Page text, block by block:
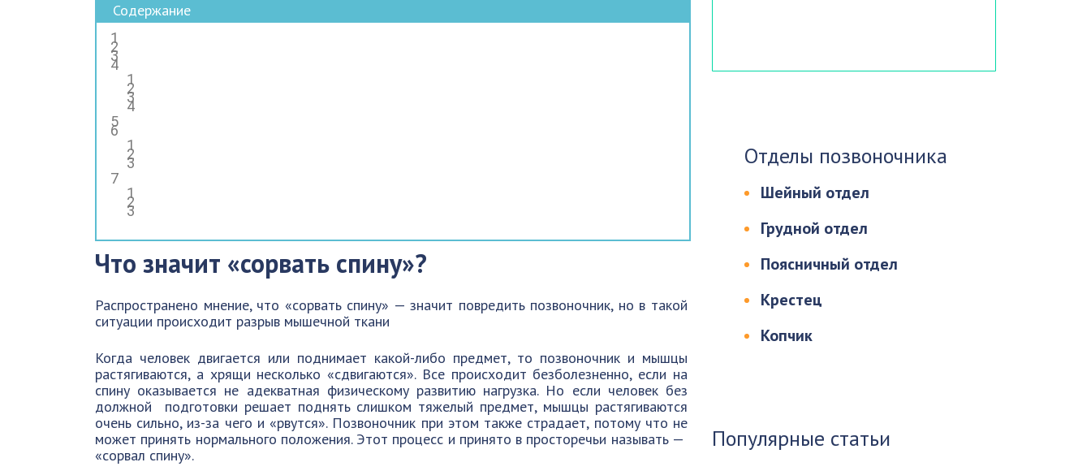
Содержание
Что значит «сорвать спину»?
Распространено мнение, что «сорвать спину» — значит повредить позвоночник, но в такой
ситуации происходит разрыв мышечной ткани
Когда человек двигается или поднимает какой-либо предмет, то позвоночник и мышцы
растягиваются, а хрящи несколько «сдвигаются». Все происходит безболезненно, если на
спину оказывается не адекватная физическому развитию нагрузка. Но если человек без
должной подготовки решает поднять слишком тяжелый предмет, мышцы растягиваются
очень сильно, из-за чего и «рвутся». Позвоночник при этом также страдает, потому что не
может принять нормального положения. Этот процесс и принято в просторечьи называть —
«сорвал спину».
Отделы позвоночника
Шейный отдел
Грудной отдел
Поясничный отдел
Крестец
Копчик
Популярные статьи